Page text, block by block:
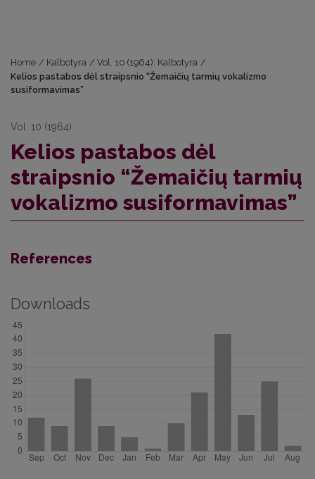
Home / Kalbotyra / Vol. 10 (1964): Kalbotyra /
Kelios pastabos dėl straipsnio “Žemaičių tarmių vokalizmo
susiformavimas”
Vol. 10 (1964)
Kelios pastabos dėl
straipsnio “Žemaičių tarmių
vokalizmo susiformavimas”
References
Downloads